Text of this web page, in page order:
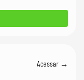
Acessar →